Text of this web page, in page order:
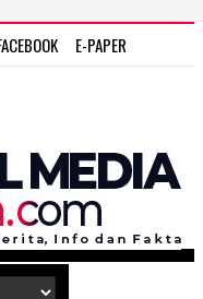
E-PAPER